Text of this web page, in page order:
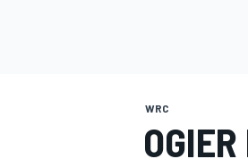
WRC